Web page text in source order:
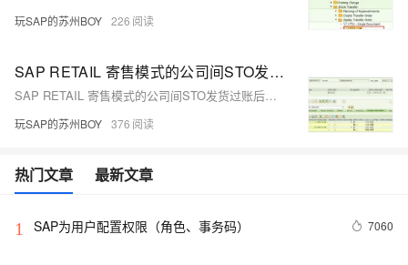
玩SAP的苏州BOY 226
SAP RETAIL 寄售模式的公司间STO发货过账后的物料凭证的特殊点（二）
SAP RETAIL 寄售模式的公司间STO发货过账后的物料凭证的特殊点（二）
玩SAP的苏州BOY 376
热门文章 最新文章
1 SAP为用户配置权限（角色、事务码） 7060